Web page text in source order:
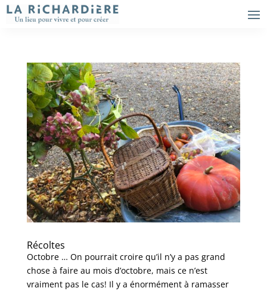
Récoltes
Octobre … On pourrait croire qu’il n’y a pas grand
chose à faire au mois d’octobre, mais ce n’est
vraiment pas le cas! Il y a énormément à ramasser